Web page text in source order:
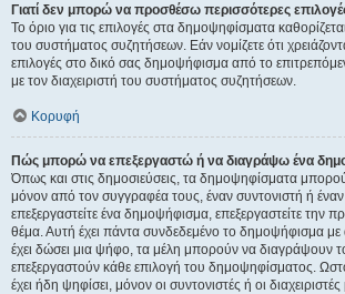
Γιατί δεν μπορώ να προσθέσω περισσότερες
Το όριο για τις επιλογές στα δημοψηφίσματα
του συστήματος συζητήσεων. Εάν νομίζετε ότι
επιλογές στο δικό σας δημοψήφισμα από το
με τον διαχειριστή του συστήματος συζητήσεων.
Κορυφή
Πώς μπορώ να επεξεργαστώ ή να διαγράψω ένα
Όπως και στις δημοσιεύσεις, τα δημοψηφίσματα
μόνον από τον συγγραφέα τους, έναν συντονιστή ή έναν
επεξεργαστείτε ένα δημοψήφισμα, επεξεργαστείτε την
θέμα. Αυτή έχει πάντα συνδεδεμένο το δημοψήφισμα
έχει δώσει μια ψήφο, τα μέλη μπορούν να διαγράψουν
επεξεργαστούν κάθε επιλογή του δημοψηφίσματος.
έχει ήδη ψηφίσει, μόνον οι συντονιστές ή οι